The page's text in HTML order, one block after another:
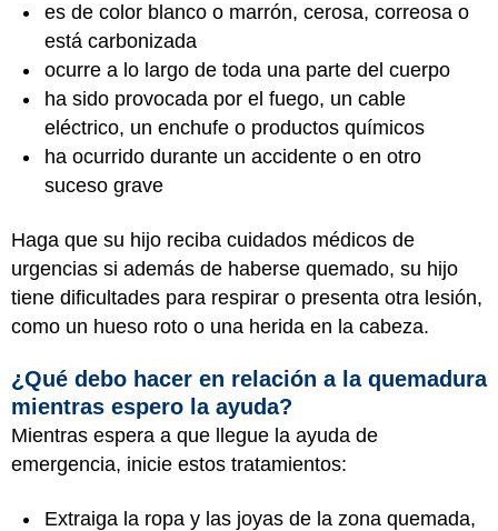
es de color blanco o marrón, cerosa, correosa o
está carbonizada
ocurre a lo largo de toda una parte del cuerpo
ha sido provocada por el fuego, un cable
eléctrico, un enchufe o productos químicos
ha ocurrido durante un accidente o en otro
suceso grave
Haga que su hijo reciba cuidados médicos de
urgencias si además de haberse quemado, su hijo
tiene dificultades para respirar o presenta otra lesión,
como un hueso roto o una herida en la cabeza.
¿Qué debo hacer en relación a la quemadura
mientras espero la ayuda?
Mientras espera a que llegue la ayuda de
emergencia, inicie estos tratamientos:
Extraiga la ropa y las joyas de la zona quemada,